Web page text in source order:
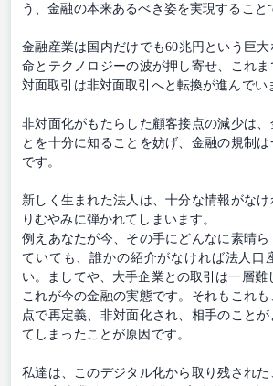
う、金融の本来あるべき姿を実現すること
金融産業は国内だけでも60兆円という巨
命とテクノロジーの波が押し寄せ、これ
対面取引は非対面取引へと転換が進んでい
非対面化がもたらした顧客接点の減少は、
とを十分に知ることを妨げ、金融の規制
です。
新しく生まれた法人は、十分な情報がなけ
りむやみに弾かれてしまいます。
例えあなたが今、その手にどんなに素晴
ていても、誰かの紹介がなければ法人口
い。ましてや、大手企業との取引は一層難
これが今の金融の実態です。それもこれ
点で再定義、非対面化され、相手のこと
てしまったことが原因です。
私達は、このデジタル化から取り残され